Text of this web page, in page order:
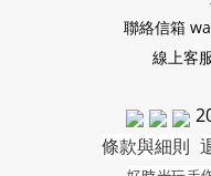
聯絡信箱
線上客
條款與細則